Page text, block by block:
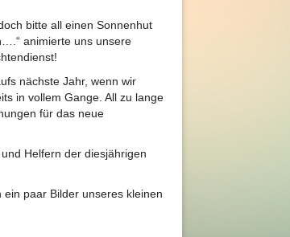
bitte all einen Sonnenhut
animierte uns unsere
nächste Jahr, wenn wir
in vollem Gange. All zu lange
für das neue
Helfern der diesjährigen
ein paar Bilder unseres kleinen